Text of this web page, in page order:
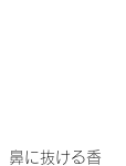
鼻に抜ける香